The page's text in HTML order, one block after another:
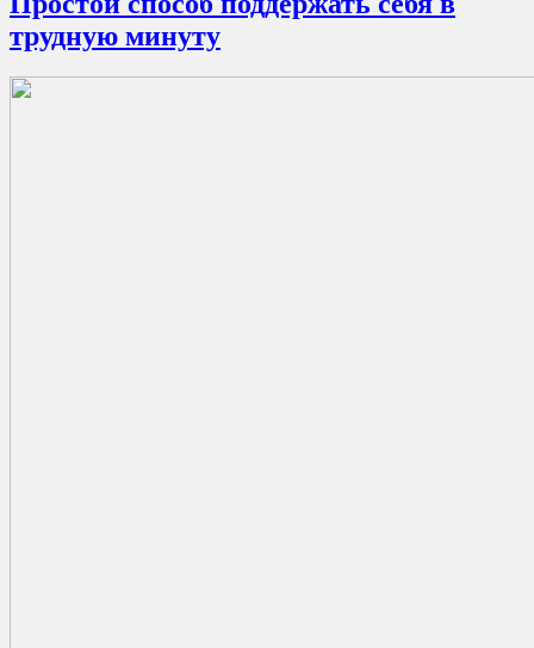
трудную минуту